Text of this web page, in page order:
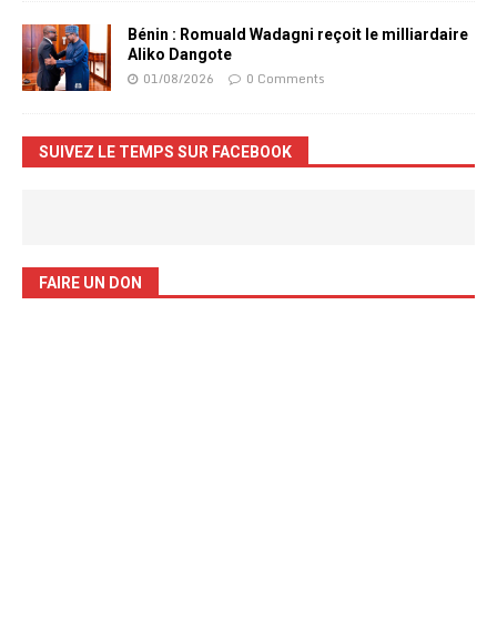
Bénin : Romuald Wadagni reçoit le milliardaire
Aliko Dangote
01/08/2026 0 Comments
SUIVEZ LE TEMPS SUR FACEBOOK
FAIRE UN DON